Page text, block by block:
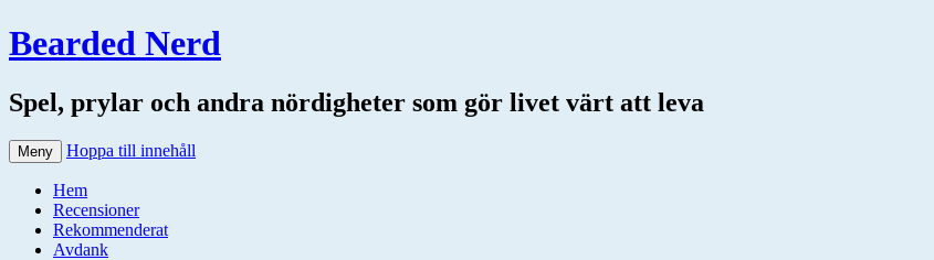
Bearded Nerd
Spel, prylar och andra nördigheter som gör livet värt att leva
Meny Hoppa till innehåll
Hem
Recensioner
Rekommenderat
Avdank